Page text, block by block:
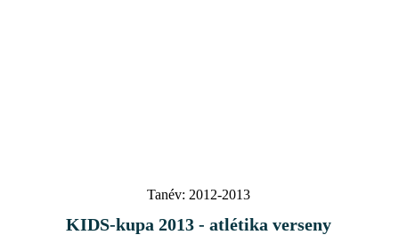
Tanév: 2012-2013
KIDS-kupa 2013 - atlétika verseny